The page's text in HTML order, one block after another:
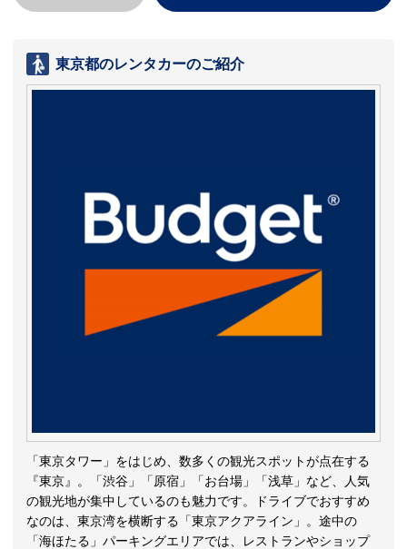
東京都のレンタカーのご紹介
「東京タワー」をはじめ、数多くの観光スポットが点在する
『東京』。「渋谷」「原宿」「お台場」「浅草」など、人気
の観光地が集中しているのも魅力です。ドライブでおすすめ
なのは、東京湾を横断する「東京アクアライン」。途中の
「海ほたる」パーキングエリアでは、レストランやショップ